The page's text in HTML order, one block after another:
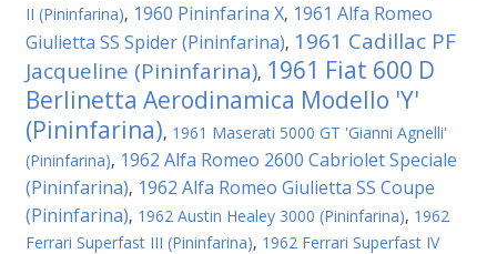
II (Pininfarina), 1960 Pininfarina X, 1961 Alfa Romeo
Giulietta SS Spider (Pininfarina), 1961 Cadillac PF
Jacqueline (Pininfarina), 1961 Fiat 600 D
Berlinetta Aerodinamica Modello 'Y'
(Pininfarina), 1961 Maserati 5000 GT 'Gianni Agnelli'
(Pininfarina), 1962 Alfa Romeo 2600 Cabriolet Speciale
(Pininfarina), 1962 Alfa Romeo Giulietta SS Coupe
(Pininfarina), 1962 Austin Healey 3000 (Pininfarina), 1962
Ferrari Superfast III (Pininfarina), 1962 Ferrari Superfast IV